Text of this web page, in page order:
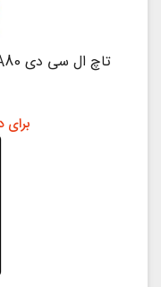
تاچ ال سی دی Samsung Galaxy A80